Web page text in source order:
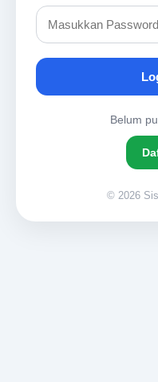
Belum
© 2026